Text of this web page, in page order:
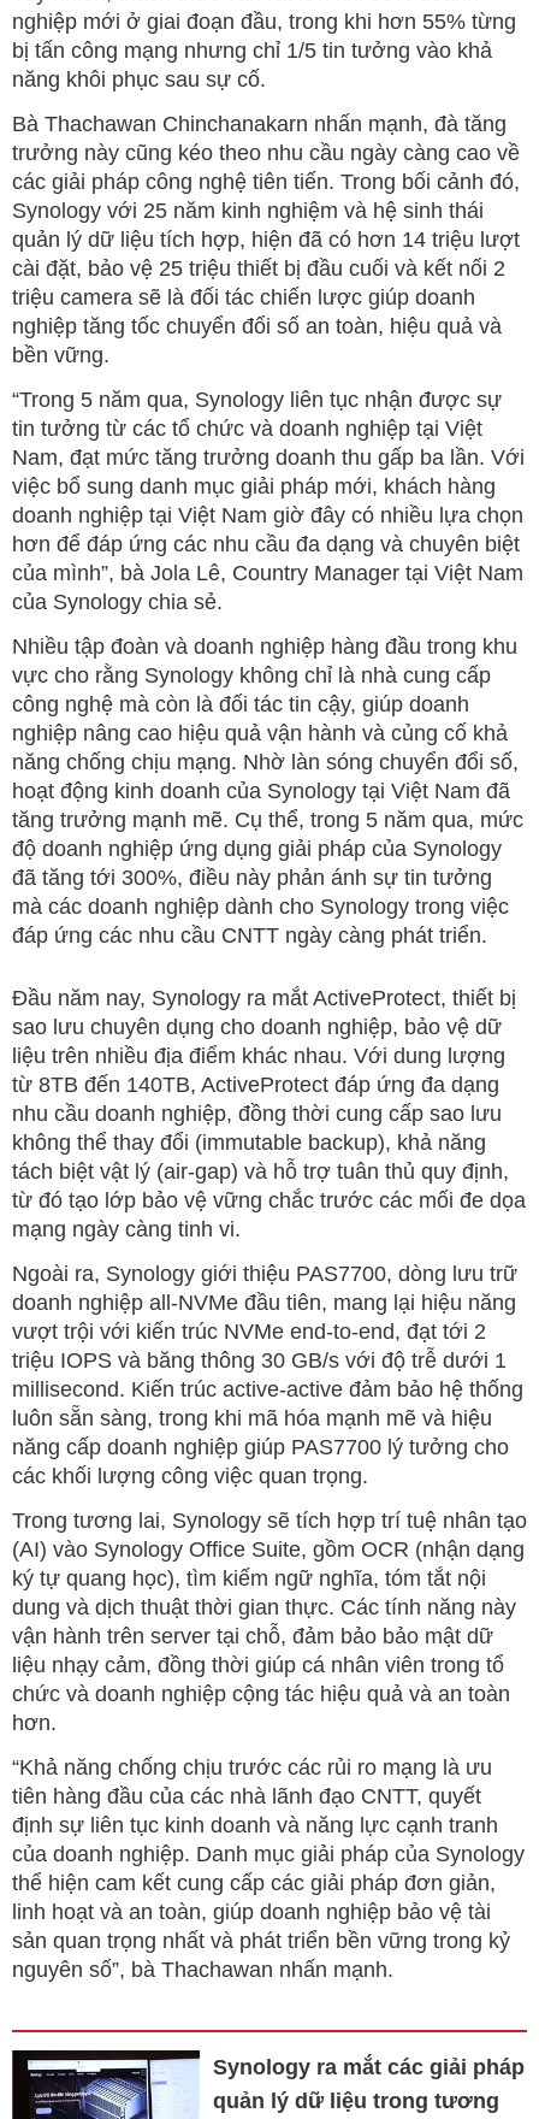
nghiệp mới ở giai đoạn đầu, trong khi hơn 55% từng
bị tấn công mạng nhưng chỉ 1/5 tin tưởng vào khả
năng khôi phục sau sự cố.
Bà Thachawan Chinchanakarn nhấn mạnh, đà tăng
trưởng này cũng kéo theo nhu cầu ngày càng cao về
các giải pháp công nghệ tiên tiến. Trong bối cảnh đó,
Synology với 25 năm kinh nghiệm và hệ sinh thái
quản lý dữ liệu tích hợp, hiện đã có hơn 14 triệu lượt
cài đặt, bảo vệ 25 triệu thiết bị đầu cuối và kết nối 2
triệu camera sẽ là đối tác chiến lược giúp doanh
nghiệp tăng tốc chuyển đổi số an toàn, hiệu quả và
bền vững.
“Trong 5 năm qua, Synology liên tục nhận được sự
tin tưởng từ các tổ chức và doanh nghiệp tại Việt
Nam, đạt mức tăng trưởng doanh thu gấp ba lần. Với
việc bổ sung danh mục giải pháp mới, khách hàng
doanh nghiệp tại Việt Nam giờ đây có nhiều lựa chọn
hơn để đáp ứng các nhu cầu đa dạng và chuyên biệt
của mình”, bà Jola Lê, Country Manager tại Việt Nam
của Synology chia sẻ.
Nhiều tập đoàn và doanh nghiệp hàng đầu trong khu
vực cho rằng Synology không chỉ là nhà cung cấp
công nghệ mà còn là đối tác tin cậy, giúp doanh
nghiệp nâng cao hiệu quả vận hành và củng cố khả
năng chống chịu mạng. Nhờ làn sóng chuyển đổi số,
hoạt động kinh doanh của Synology tại Việt Nam đã
tăng trưởng mạnh mẽ. Cụ thể, trong 5 năm qua, mức
độ doanh nghiệp ứng dụng giải pháp của Synology
đã tăng tới 300%, điều này phản ánh sự tin tưởng
mà các doanh nghiệp dành cho Synology trong việc
đáp ứng các nhu cầu CNTT ngày càng phát triển.
Đầu năm nay, Synology ra mắt ActiveProtect, thiết bị
sao lưu chuyên dụng cho doanh nghiệp, bảo vệ dữ
liệu trên nhiều địa điểm khác nhau. Với dung lượng
từ 8TB đến 140TB, ActiveProtect đáp ứng đa dạng
nhu cầu doanh nghiệp, đồng thời cung cấp sao lưu
không thể thay đổi (immutable backup), khả năng
tách biệt vật lý (air-gap) và hỗ trợ tuân thủ quy định,
từ đó tạo lớp bảo vệ vững chắc trước các mối đe dọa
mạng ngày càng tinh vi.
Ngoài ra, Synology giới thiệu PAS7700, dòng lưu trữ
doanh nghiệp all-NVMe đầu tiên, mang lại hiệu năng
vượt trội với kiến trúc NVMe end-to-end, đạt tới 2
triệu IOPS và băng thông 30 GB/s với độ trễ dưới 1
millisecond. Kiến trúc active-active đảm bảo hệ thống
luôn sẵn sàng, trong khi mã hóa mạnh mẽ và hiệu
năng cấp doanh nghiệp giúp PAS7700 lý tưởng cho
các khối lượng công việc quan trọng.
Trong tương lai, Synology sẽ tích hợp trí tuệ nhân tạo
(AI) vào Synology Office Suite, gồm OCR (nhận dạng
ký tự quang học), tìm kiếm ngữ nghĩa, tóm tắt nội
dung và dịch thuật thời gian thực. Các tính năng này
vận hành trên server tại chỗ, đảm bảo bảo mật dữ
liệu nhạy cảm, đồng thời giúp cá nhân viên trong tổ
chức và doanh nghiệp cộng tác hiệu quả và an toàn
hơn.
“Khả năng chống chịu trước các rủi ro mạng là ưu
tiên hàng đầu của các nhà lãnh đạo CNTT, quyết
định sự liên tục kinh doanh và năng lực cạnh tranh
của doanh nghiệp. Danh mục giải pháp của Synology
thể hiện cam kết cung cấp các giải pháp đơn giản,
linh hoạt và an toàn, giúp doanh nghiệp bảo vệ tài
sản quan trọng nhất và phát triển bền vững trong kỷ
nguyên số”, bà Thachawan nhấn mạnh.
Synology ra mắt các giải pháp
quản lý dữ liệu trong tương